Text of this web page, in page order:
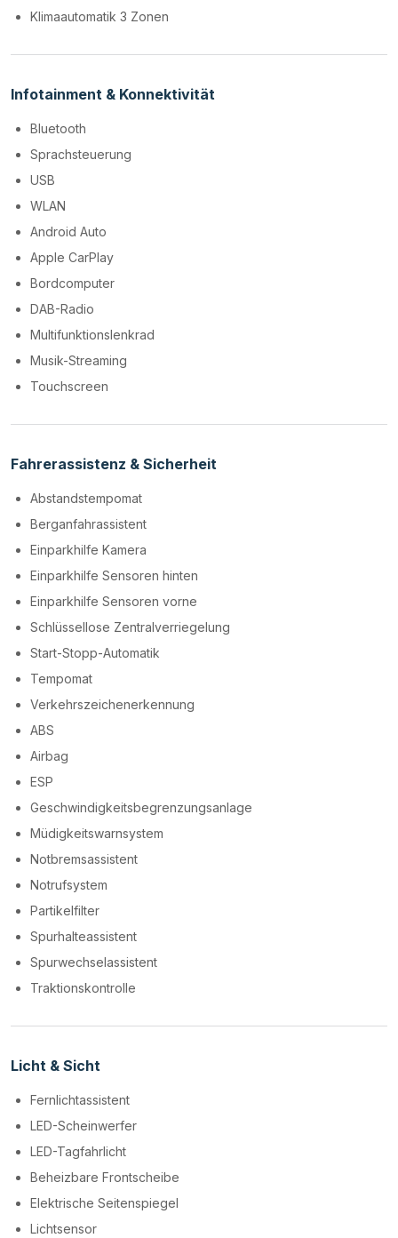
Klimaautomatik 3 Zonen
Infotainment & Konnektivität
Bluetooth
Sprachsteuerung
USB
WLAN
Android Auto
Apple CarPlay
Bordcomputer
DAB-Radio
Multifunktionslenkrad
Musik-Streaming
Touchscreen
Fahrerassistenz & Sicherheit
Abstandstempomat
Berganfahrassistent
Einparkhilfe Kamera
Einparkhilfe Sensoren hinten
Einparkhilfe Sensoren vorne
Schlüssellose Zentralverriegelung
Start-Stopp-Automatik
Tempomat
Verkehrszeichenerkennung
ABS
Airbag
ESP
Geschwindigkeitsbegrenzungsanlage
Müdigkeitswarnsystem
Notbremsassistent
Notrufsystem
Partikelfilter
Spurhalteassistent
Spurwechselassistent
Traktionskontrolle
Licht & Sicht
Fernlichtassistent
LED-Scheinwerfer
LED-Tagfahrlicht
Beheizbare Frontscheibe
Elektrische Seitenspiegel
Lichtsensor